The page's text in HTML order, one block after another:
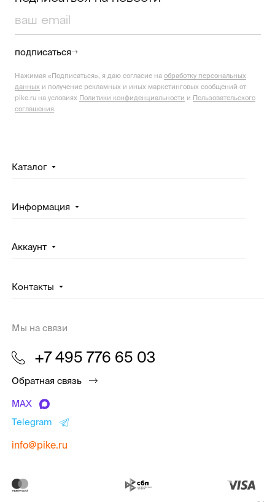
подписаться
Нажимая «Подписаться», я даю согласие на обработку персональных
данных и получение рекламных и иных маркетинговых сообщений от
pike.ru на условиях Политики конфиденциальности и Пользовательского
соглашения
Каталог
Информация
Аккаунт
Контакты
Мы на связи
+7 495 776 65 03
Обратная связь
MAX
Telegram
info@pike.ru